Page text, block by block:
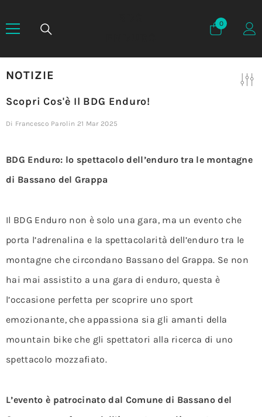
0
0
elementi
NOTIZIE
Scopri Cos'è Il BDG Enduro!
Di Francesco Parolin 21 Mar 2025
BDG Enduro: lo spettacolo dell’enduro tra le montagne
di Bassano del Grappa
Il BDG Enduro non è solo una gara, ma un evento che
porta l’adrenalina e la spettacolarità dell’enduro tra le
montagne che circondano Bassano del Grappa. Se non
hai mai assistito a una gara di enduro, questa è
l’occasione perfetta per scoprire uno sport
emozionante, che appassiona sia gli amanti della
mountain bike che gli spettatori alla ricerca di uno
spettacolo mozzafiato.
L’evento è patrocinato dal Comune di Bassano del